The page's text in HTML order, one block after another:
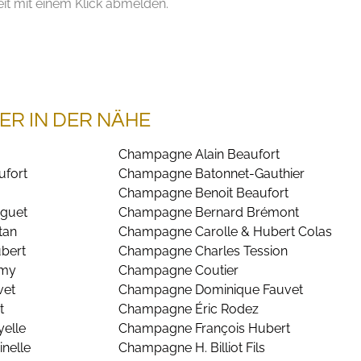
mit einem Klick abmelden.
IN DER NÄHE
Champagne Alain Beaufort
Champagne Batonnet-Gauthier
Champagne Benoit Beaufort
Champagne Bernard Brémont
Champagne Carolle & Hubert Colas
Champagne Charles Tession
Champagne Coutier
Champagne Dominique Fauvet
Champagne Éric Rodez
Champagne François Hubert
Champagne H. Billiot Fils